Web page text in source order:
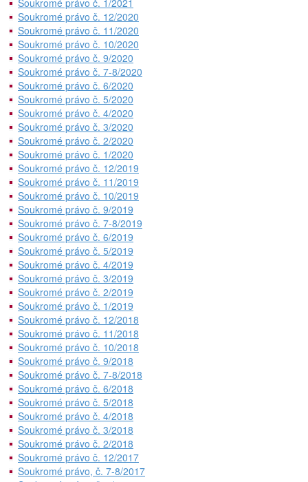
Soukromé právo č. 1/2021
Soukromé právo č. 12/2020
Soukromé právo č. 11/2020
Soukromé právo č. 10/2020
Soukromé právo č. 9/2020
Soukromé právo č. 7-8/2020
Soukromé právo č. 6/2020
Soukromé právo č. 5/2020
Soukromé právo č. 4/2020
Soukromé právo č. 3/2020
Soukromé právo č. 2/2020
Soukromé právo č. 1/2020
Soukromé právo č. 12/2019
Soukromé právo č. 11/2019
Soukromé právo č. 10/2019
Soukromé právo č. 9/2019
Soukromé právo č. 7-8/2019
Soukromé právo č. 6/2019
Soukromé právo č. 5/2019
Soukromé právo č. 4/2019
Soukromé právo č. 3/2019
Soukromé právo č. 2/2019
Soukromé právo č. 1/2019
Soukromé právo č. 12/2018
Soukromé právo č. 11/2018
Soukromé právo č. 10/2018
Soukromé právo č. 9/2018
Soukromé právo č. 7-8/2018
Soukromé právo č. 6/2018
Soukromé právo č. 5/2018
Soukromé právo č. 4/2018
Soukromé právo č. 3/2018
Soukromé právo č. 2/2018
Soukromé právo č. 12/2017
Soukromé právo, č. 7-8/2017